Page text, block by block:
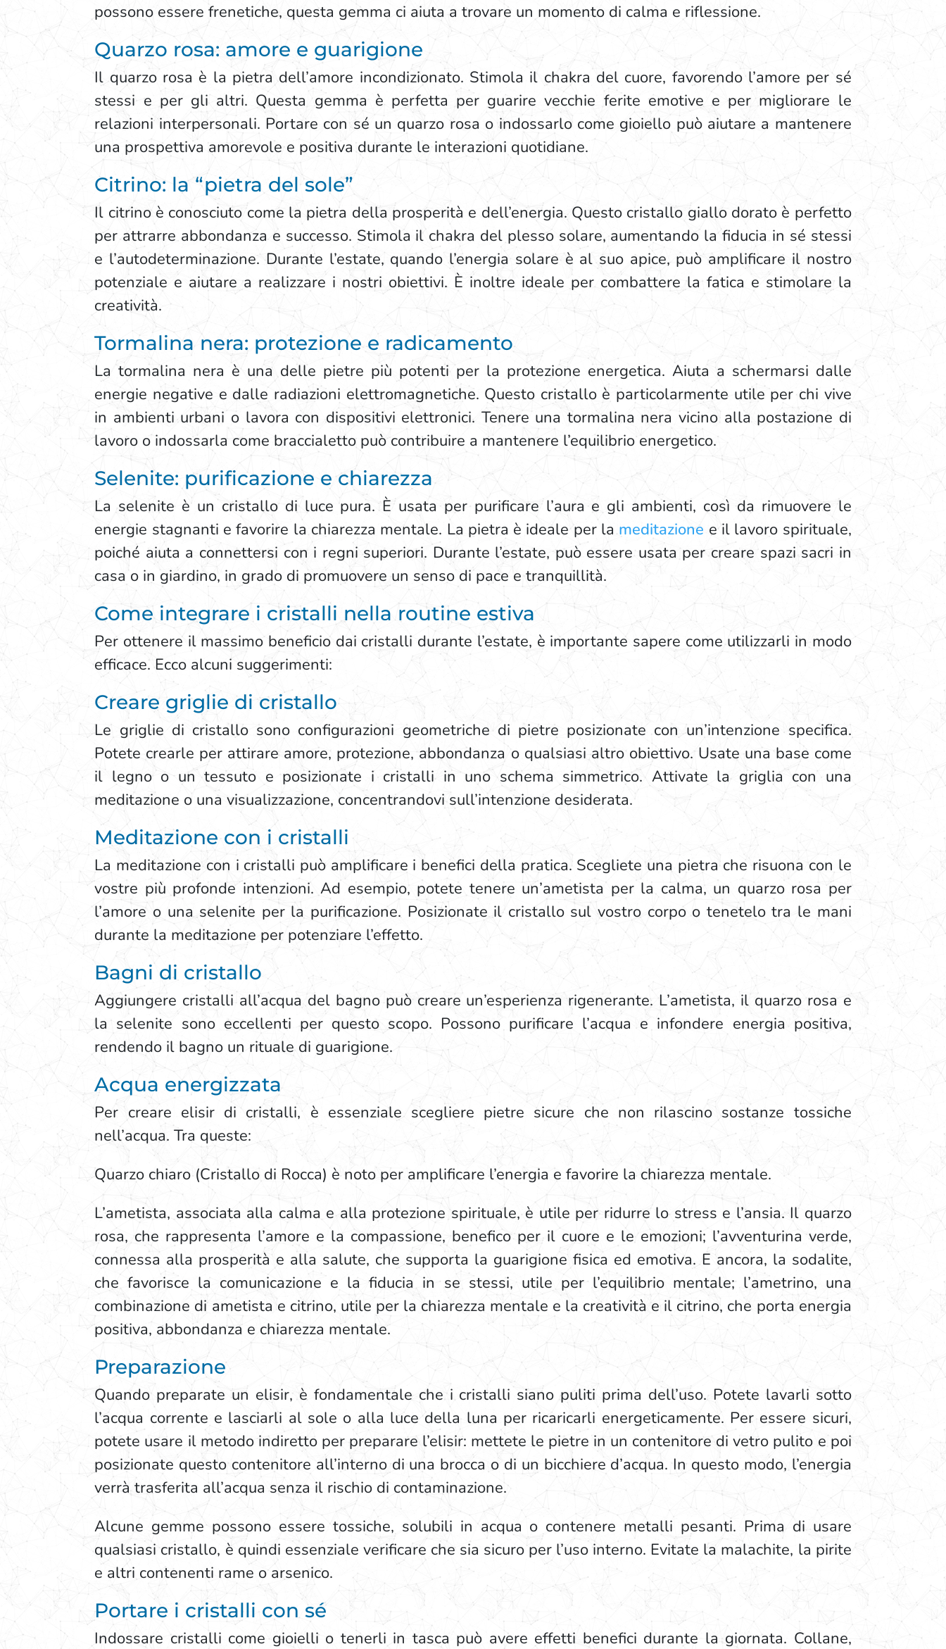
possono essere frenetiche, questa gemma ci aiuta a trovare un momento di calma e riflessione.
Quarzo rosa: amore e guarigione
Il quarzo rosa è la pietra dell’amore incondizionato. Stimola il chakra del cuore, favorendo l’amore per sé
stessi e per gli altri. Questa gemma è perfetta per guarire vecchie ferite emotive e per migliorare le
relazioni interpersonali. Portare con sé un quarzo rosa o indossarlo come gioiello può aiutare a mantenere
una prospettiva amorevole e positiva durante le interazioni quotidiane.
Citrino: la “pietra del sole”
Il citrino è conosciuto come la pietra della prosperità e dell’energia. Questo cristallo giallo dorato è perfetto
per attrarre abbondanza e successo. Stimola il chakra del plesso solare, aumentando la fiducia in sé stessi
e l’autodeterminazione. Durante l’estate, quando l’energia solare è al suo apice, può amplificare il nostro
potenziale e aiutare a realizzare i nostri obiettivi. È inoltre ideale per combattere la fatica e stimolare la
creatività.
Tormalina nera: protezione e radicamento
La tormalina nera è una delle pietre più potenti per la protezione energetica. Aiuta a schermarsi dalle
energie negative e dalle radiazioni elettromagnetiche. Questo cristallo è particolarmente utile per chi vive
in ambienti urbani o lavora con dispositivi elettronici. Tenere una tormalina nera vicino alla postazione di
lavoro o indossarla come braccialetto può contribuire a mantenere l’equilibrio energetico.
Selenite: purificazione e chiarezza
La selenite è un cristallo di luce pura. È usata per purificare l’aura e gli ambienti, così da rimuovere le
energie stagnanti e favorire la chiarezza mentale. La pietra è ideale per lameditazione e il lavoro spirituale,
poiché aiuta a connettersi con i regni superiori. Durante l’estate, può essere usata per creare spazi sacri in
casa o in giardino, in grado di promuovere un senso di pace e tranquillità.
Come integrare i cristalli nella routine estiva
Per ottenere il massimo beneficio dai cristalli durante l’estate, è importante sapere come utilizzarli in modo
efficace. Ecco alcuni suggerimenti:
Creare griglie di cristallo
Le griglie di cristallo sono configurazioni geometriche di pietre posizionate con un’intenzione specifica.
Potete crearle per attirare amore, protezione, abbondanza o qualsiasi altro obiettivo. Usate una base come
il legno o un tessuto e posizionate i cristalli in uno schema simmetrico. Attivate la griglia con una
meditazione o una visualizzazione, concentrandovi sull’intenzione desiderata.
Meditazione con i cristalli
La meditazione con i cristalli può amplificare i benefici della pratica. Scegliete una pietra che risuona con le
vostre più profonde intenzioni. Ad esempio, potete tenere un’ametista per la calma, un quarzo rosa per
l’amore o una selenite per la purificazione. Posizionate il cristallo sul vostro corpo o tenetelo tra le mani
durante la meditazione per potenziare l’effetto.
Bagni di cristallo
Aggiungere cristalli all’acqua del bagno può creare un’esperienza rigenerante. L’ametista, il quarzo rosa e
la selenite sono eccellenti per questo scopo. Possono purificare l’acqua e infondere energia positiva,
rendendo il bagno un rituale di guarigione.
Acqua energizzata
Per creare elisir di cristalli, è essenziale scegliere pietre sicure che non rilascino sostanze tossiche
nell’acqua. Tra queste:
Quarzo chiaro (Cristallo di Rocca) è noto per amplificare l’energia e favorire la chiarezza mentale.
L’ametista, associata alla calma e alla protezione spirituale, è utile per ridurre lo stress e l’ansia. Il quarzo
rosa, che rappresenta l’amore e la compassione, benefico per il cuore e le emozioni; l’avventurina verde,
connessa alla prosperità e alla salute, che supporta la guarigione fisica ed emotiva. E ancora, la sodalite,
che favorisce la comunicazione e la fiducia in se stessi, utile per l’equilibrio mentale; l’ametrino, una
combinazione di ametista e citrino, utile per la chiarezza mentale e la creatività e il citrino, che porta energia
positiva, abbondanza e chiarezza mentale.
Preparazione
Quando preparate un elisir, è fondamentale che i cristalli siano puliti prima dell’uso. Potete lavarli sotto
l’acqua corrente e lasciarli al sole o alla luce della luna per ricaricarli energeticamente. Per essere sicuri,
potete usare il metodo indiretto per preparare l’elisir: mettete le pietre in un contenitore di vetro pulito e poi
posizionate questo contenitore all’interno di una brocca o di un bicchiere d’acqua. In questo modo, l’energia
verrà trasferita all’acqua senza il rischio di contaminazione.
Alcune gemme possono essere tossiche, solubili in acqua o contenere metalli pesanti. Prima di usare
qualsiasi cristallo, è quindi essenziale verificare che sia sicuro per l’uso interno. Evitate la malachite, la pirite
e altri contenenti rame o arsenico.
Portare i cristalli con sé
Indossare cristalli come gioielli o tenerli in tasca può avere effetti benefici durante la giornata. Collane,